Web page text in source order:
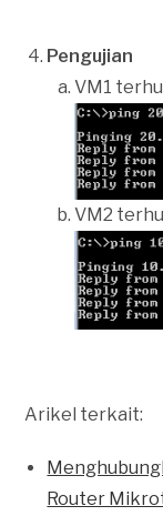
Pengujian
VM1
VM2
Arikel terkait:
Router